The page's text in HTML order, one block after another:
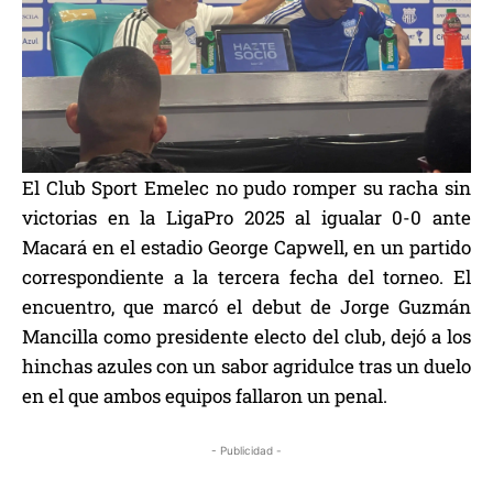
El Club Sport Emelec no pudo romper su racha sin
victorias en la LigaPro 2025 al igualar 0-0 ante
Macará en el estadio George Capwell, en un partido
correspondiente a la tercera fecha del torneo. El
encuentro, que marcó el debut de Jorge Guzmán
Mancilla como presidente electo del club, dejó a los
hinchas azules con un sabor agridulce tras un duelo
en el que ambos equipos fallaron un penal.
- Publicidad -